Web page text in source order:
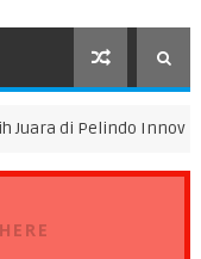
Innovation Award